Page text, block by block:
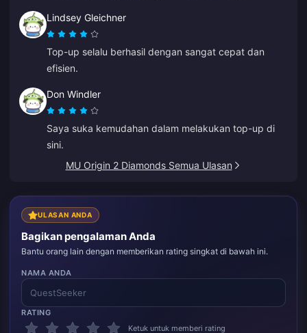
Lindsey Gleichner
Top-up selalu berhasil dengan sangat cepat dan
efisien.
Don Windler
Saya suka kemudahan dalam melakukan top-up di
sini.
MU Origin 2 Diamonds Semua Ulasan
ULASAN ANDA
Bagikan pengalaman Anda
Bantu orang lain dengan memberikan rating singkat di bawah ini.
NAMA ANDA
RATING
Ketuk untuk memberi rating